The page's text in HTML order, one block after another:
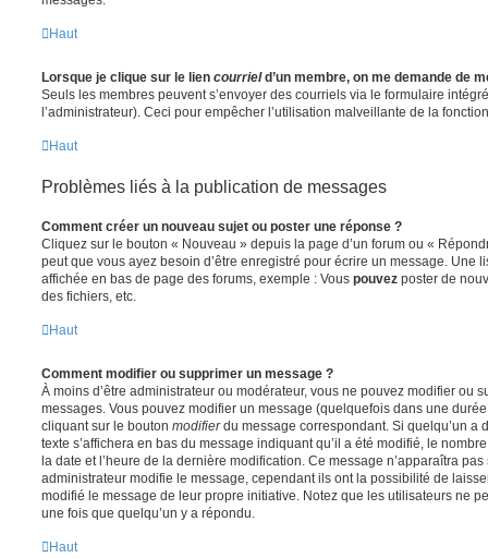
Haut
Lorsque je clique sur le lien courrield’un membre, on me demande de
Seuls les membres peuvent s’envoyer des courriels via le formulaire
l’administrateur). Ceci pour empêcher l’utilisation malveillante de la
Haut
Problèmes liés à la publication de messages
Comment créer un nouveau sujet ou poster une réponse ?
Cliquez sur le bouton « Nouveau » depuis la page d’un forum ou «
peut que vous ayez besoin d’être enregistré pour écrire un message. Une
affichée en bas de page des forums, exemple : Vous pouvez poster de
des fichiers, etc.
Haut
Comment modifier ou supprimer un message ?
À moins d’être administrateur ou modérateur, vous ne pouvez modifier ou
messages. Vous pouvez modifier un message (quelquefois dans une
cliquant sur le bouton modifierdu message correspondant. Si quelqu’un a
texte s’affichera en bas du message indiquant qu’il a été modifié, le
la date et l’heure de la dernière modification. Ce message n’apparaîtra
administrateur modifie le message, cependant ils ont la possibilité de
modifié le message de leur propre initiative. Notez que les utilisateurs ne
une fois que quelqu’un y a répondu.
Haut